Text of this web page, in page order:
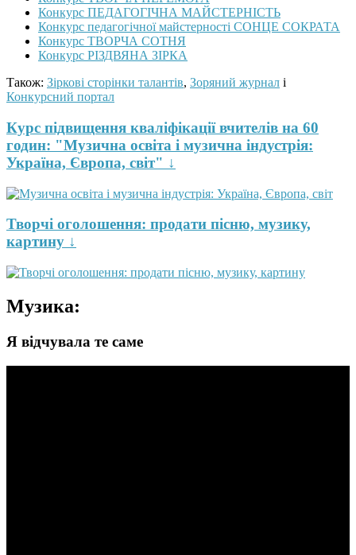
Конкурс ПЕДАГОГІЧНА МАЙСТЕРНІСТЬ
Конкурс педагогічної майстерності СОНЦЕ СОКРАТА
Конкурс ТВОРЧА СОТНЯ
Конкурс РІЗДВЯНА ЗІРКА
Також: Зіркові сторінки талантів, Зоряний журнал і
Конкурсний портал
Курс підвищення кваліфікації вчителів на 60
годин: "Музична освіта і музична індустрія:
Україна, Європа, світ" ↓
Творчі оголошення: продати пісню, музику,
картину ↓
Музика:
Я відчувала те саме